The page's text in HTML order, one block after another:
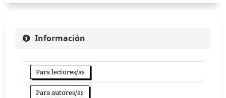
Información
Para lectores/as
Para autores/as